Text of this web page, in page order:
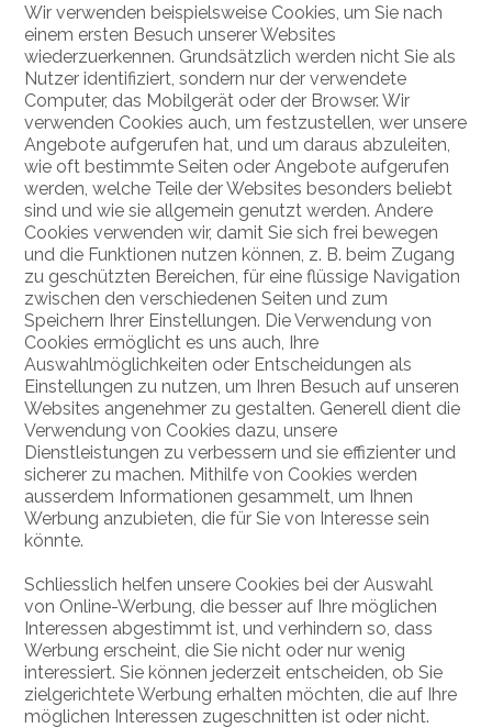
Wir verwenden beispielsweise Cookies, um Sie nach
einem ersten Besuch unserer Websites
wiederzuerkennen. Grundsätzlich werden nicht Sie als
Nutzer identifiziert, sondern nur der verwendete
Computer, das Mobilgerät oder der Browser. Wir
verwenden Cookies auch, um festzustellen, wer unsere
Angebote aufgerufen hat, und um daraus abzuleiten,
wie oft bestimmte Seiten oder Angebote aufgerufen
werden, welche Teile der Websites besonders beliebt
sind und wie sie allgemein genutzt werden. Andere
Cookies verwenden wir, damit Sie sich frei bewegen
und die Funktionen nutzen können, z. B. beim Zugang
zu geschützten Bereichen, für eine flüssige Navigation
zwischen den verschiedenen Seiten und zum
Speichern Ihrer Einstellungen. Die Verwendung von
Cookies ermöglicht es uns auch, Ihre
Auswahlmöglichkeiten oder Entscheidungen als
Einstellungen zu nutzen, um Ihren Besuch auf unseren
Websites angenehmer zu gestalten. Generell dient die
Verwendung von Cookies dazu, unsere
Dienstleistungen zu verbessern und sie effizienter und
sicherer zu machen. Mithilfe von Cookies werden
ausserdem Informationen gesammelt, um Ihnen
Werbung anzubieten, die für Sie von Interesse sein
könnte.
Schliesslich helfen unsere Cookies bei der Auswahl
von Online-Werbung, die besser auf Ihre möglichen
Interessen abgestimmt ist, und verhindern so, dass
Werbung erscheint, die Sie nicht oder nur wenig
interessiert. Sie können jederzeit entscheiden, ob Sie
zielgerichtete Werbung erhalten möchten, die auf Ihre
möglichen Interessen zugeschnitten ist oder nicht.